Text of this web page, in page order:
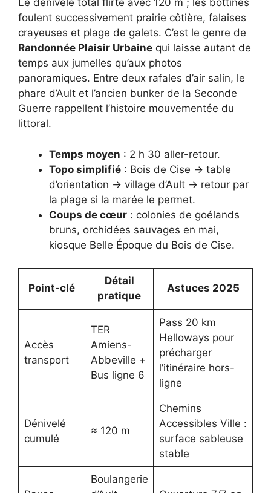
Le dénivelé total flirte avec 120 m ; les bottines
foulent successivement prairie côtière, falaises
crayeuses et plage de galets. C’est le genre de
Randonnée Plaisir Urbaine qui laisse autant de
temps aux jumelles qu’aux photos
panoramiques. Entre deux rafales d’air salin, le
phare d’Ault et l’ancien bunker de la Seconde
Guerre rappellent l’histoire mouvementée du
littoral.
Temps moyen : 2 h 30 aller-retour.
Topo simplifié : Bois de Cise → table
d’orientation → village d’Ault → retour par
la plage si la marée le permet.
Coups de cœur : colonies de goélands
bruns, orchidées sauvages en mai,
kiosque Belle Époque du Bois de Cise.
Point-clé
Détail
pratique
Astuces 2025
Accès
transport
TER
Amiens-
Abbeville +
Bus ligne 6
Pass 20 km
Helloways pour
précharger
l’itinéraire hors-
ligne
Dénivelé
cumulé
≈ 120 m
Chemins
Accessibles Ville :
surface sableuse
stable
Boulangerie